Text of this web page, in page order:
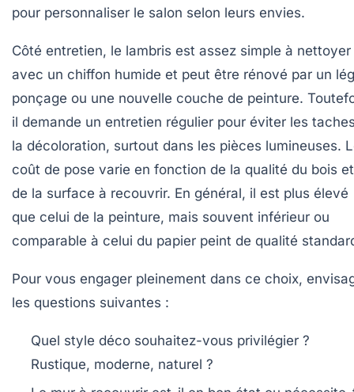
pour personnaliser le salon selon leurs envies.
Côté entretien, le lambris est assez simple à nettoyer
avec un chiffon humide et peut être rénové par un
ponçage ou une nouvelle couche de peinture.
il demande un entretien régulier pour éviter les
la décoloration, surtout dans les pièces lumineuses.
coût de pose varie en fonction de la qualité du bois et
de la surface à recouvrir. En général, il est plus élevé
que celui de la peinture, mais souvent inférieur ou
comparable à celui du papier peint de qualité
Pour vous engager pleinement dans ce choix,
les questions suivantes :
Quel style déco souhaitez-vous privilégier ?
Rustique, moderne, naturel ?